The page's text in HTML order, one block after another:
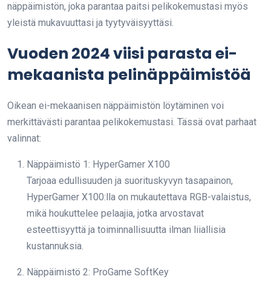
näppäimistön, joka parantaa paitsi pelikokemustasi myös
yleistä mukavuuttasi ja tyytyväisyyttäsi.
Vuoden 2024 viisi parasta ei-
mekaanista pelinäppäimistöä
Oikean ei-mekaanisen näppäimistön löytäminen voi
merkittävästi parantaa pelikokemustasi. Tässä ovat parhaat
valinnat:
Näppäimistö 1: HyperGamer X100
Tarjoaa edullisuuden ja suorituskyvyn tasapainon,
HyperGamer X100:lla on mukautettava RGB-valaistus,
mikä houkuttelee pelaajia, jotka arvostavat
esteettisyyttä ja toiminnallisuutta ilman liiallisia
kustannuksia.
Näppäimistö 2: ProGame SoftKey